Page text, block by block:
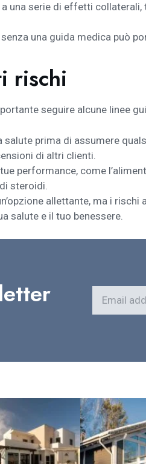
una serie di effetti
una guida medica può
rischi
seguire alcune linee
prima di assumere
di altri clienti.
performance, come
steroidi.
allettante, ma i
salute e il tuo benessere.